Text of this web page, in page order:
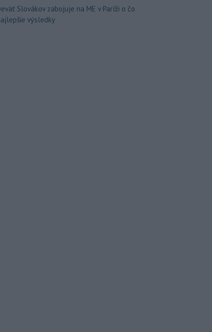
Slovákov zabojuje na ME v Paríži o čo
výsledky